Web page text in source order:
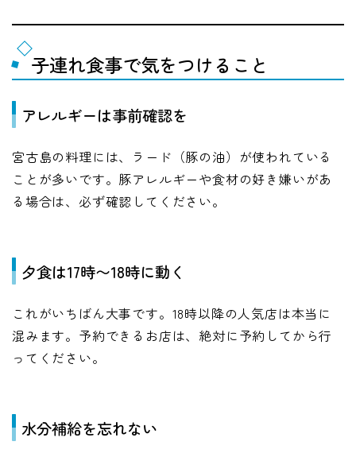
子連れ食事で気をつけること
アレルギーは事前確認を
宮古島の料理には、ラード（豚の油）が使われている
ことが多いです。豚アレルギーや食材の好き嫌いがあ
る場合は、必ず確認してください。
夕食は17時〜18時に動く
これがいちばん大事です。18時以降の人気店は本当に
混みます。予約できるお店は、絶対に予約してから行
ってください。
水分補給を忘れない